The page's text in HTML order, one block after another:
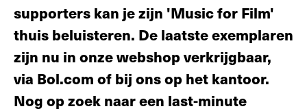
supporters kan je zijn 'Music for Film'
thuis beluisteren. De laatste exemplaren
zijn nu in onze webshop verkrijgbaar,
via Bol.com of bij ons op het kantoor.
Nog op zoek naar een last-minute